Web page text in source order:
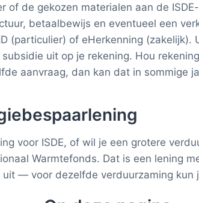
of de gekozen materialen aan de
betaalbewijs en eventueel een
(particulier) of eHerkenning
uit op je rekening. Hou
aanvraag, dan kan dat in sommige
voor ISDE, of wil je een grotere
Warmtefonds. Dat is een lening
— voor dezelfde verduurzaming kun